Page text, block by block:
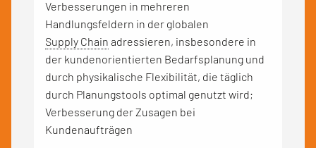
Verbesserungen in mehreren
Handlungsfeldern in der globalen
Supply Chain adressieren, insbesondere in
der kundenorientierten Bedarfsplanung und
durch physikalische Flexibilität, die täglich
durch Planungstools optimal genutzt wird;
Verbesserung der Zusagen bei
Kundenaufträgen